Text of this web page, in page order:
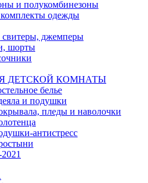
и полукомбинезоны
одежды
свитеры, джемперы
шорты
ДЕТСКОЙ КОМНАТЫ
белье
и подушки
пледы и наволочки
антистресс